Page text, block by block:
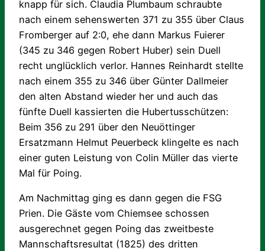
knapp für sich. Claudia Plumbaum schraubte
nach einem sehenswerten 371 zu 355 über Claus
Fromberger auf 2:0, ehe dann Markus Fuierer
(345 zu 346 gegen Robert Huber) sein Duell
recht unglücklich verlor. Hannes Reinhardt stellte
nach einem 355 zu 346 über Günter Dallmeier
den alten Abstand wieder her und auch das
fünfte Duell kassierten die Hubertusschützen:
Beim 356 zu 291 über den Neuöttinger
Ersatzmann Helmut Peuerbeck klingelte es nach
einer guten Leistung von Colin Müller das vierte
Mal für Poing.
Am Nachmittag ging es dann gegen die FSG
Prien. Die Gäste vom Chiemsee schossen
ausgerechnet gegen Poing das zweitbeste
Mannschaftsresultat (1825) des dritten